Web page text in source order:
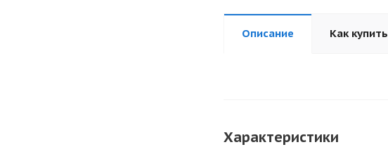
Описание Как купить
Характеристики